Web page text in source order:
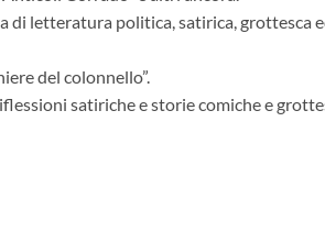
di letteratura politica, satirica, grottesca
del colonnello”.
satiriche e storie comiche e